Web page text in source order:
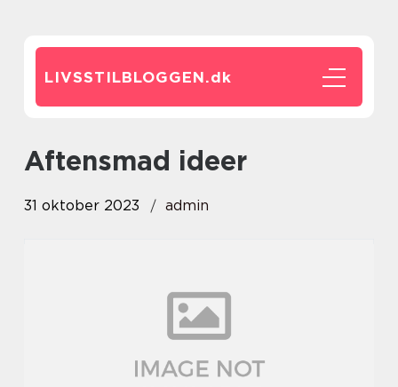
LIVSSTILBLOGGEN.dk
aftensmad ideer
31 oktober 2023 admin